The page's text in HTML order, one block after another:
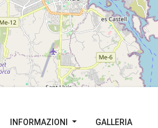
INFORMAZIONI GALLERIA